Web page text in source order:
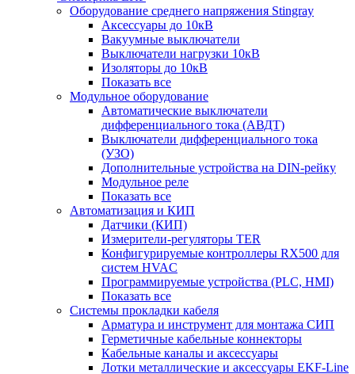
Оборудование среднего напряжения Stingray
Аксессуары до 10кВ
Вакуумные выключатели
Выключатели нагрузки 10кВ
Изоляторы до 10кВ
Показать все
Модульное оборудование
Автоматические выключатели
дифференциального тока (АВДТ)
Выключатели дифференциального тока
(УЗО)
Дополнительные устройства на DIN-рейку
Модульное реле
Показать все
Автоматизация и КИП
Датчики (КИП)
Измерители-регуляторы TER
Конфигурируемые контроллеры RX500 для
систем HVAC
Программируемые устройства (PLC, HMI)
Показать все
Системы прокладки кабеля
Арматура и инструмент для монтажа СИП
Герметичные кабельные коннекторы
Кабельные каналы и аксессуары
Лотки металлические и аксессуары EKF-Line